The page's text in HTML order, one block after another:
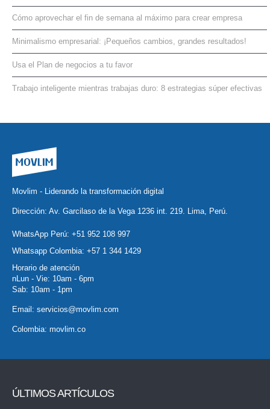
Cómo aprovechar el fin de semana al máximo para crear empresa
Minimalismo empresarial: ¡Pequeños cambios, grandes resultados!
Usa el Plan de negocios a tu favor
Trabajo inteligente mientras trabajas duro: 8 estrategias súper efectivas
Movlim - Liderando la transformación digital
Dirección: Av. Garcilaso de la Vega 1236 int. 219. Lima, Perú.
WhatsApp Perú: +51 952 108 997
Whatsapp Colombia: +57 1 344 1429
Horario de atención
nLun - Vie: 10am - 6pm
Sab: 10am - 1pm
Email: servicios@movlim.com
Colombia: movlim.co
ÚLTIMOS ARTÍCULOS